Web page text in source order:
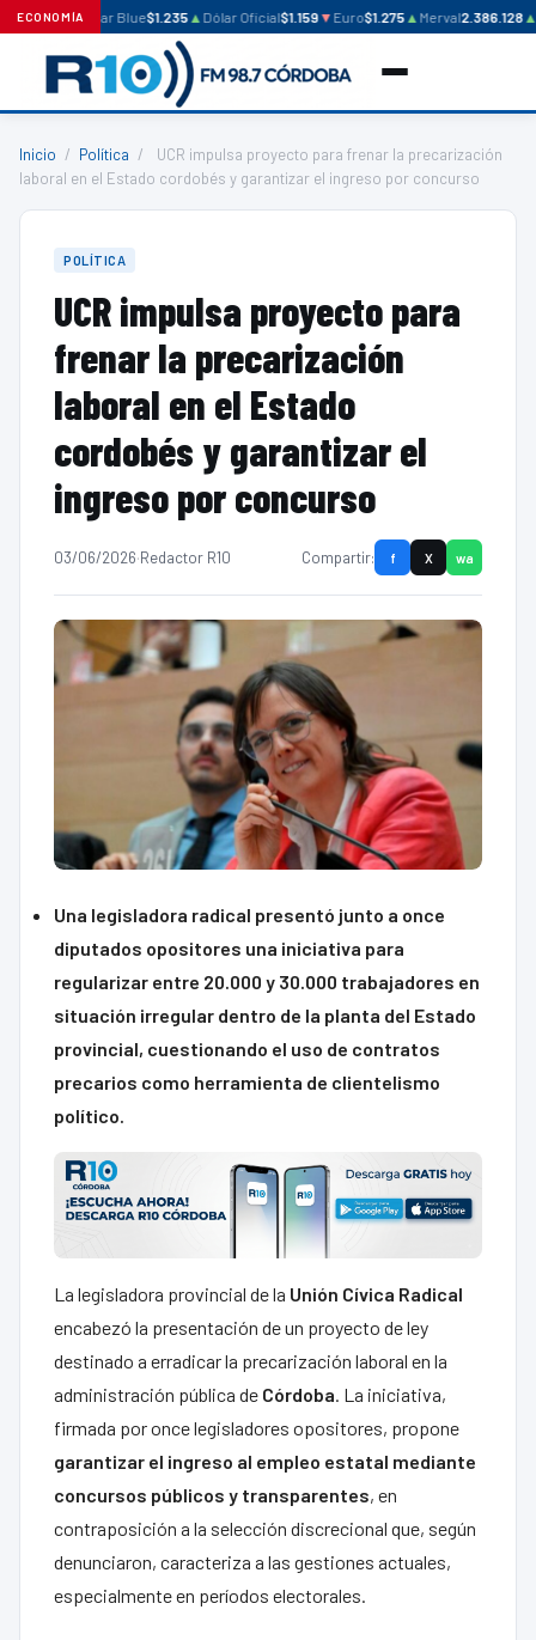
ECONOMÍADólar Blue$1.235▲Dólar Oficial$1.159▼Euro$1.275▲Merval2.386.128▲
Inicio / Política /
UCR impulsa proyecto para frenar la precarización
laboral en el Estado cordobés y garantizar el ingreso por concurso
POLÍTICA
UCR impulsa proyecto para
frenar la precarización
laboral en el Estado
cordobés y garantizar el
ingreso por concurso
03/06/2026·Redactor R10 Compartir: f X wa
Una legisladora radical presentó junto a once
diputados opositores una iniciativa para
regularizar entre 20.000 y 30.000 trabajadores en
situación irregular dentro de la planta del Estado
provincial, cuestionando el uso de contratos
precarios como herramienta de clientelismo
político.
La legisladora provincial de la Unión Cívica Radical
encabezó la presentación de un proyecto de ley
destinado a erradicar la precarización laboral en la
administración pública de Córdoba . La iniciativa,
firmada por once legisladores opositores, propone
garantizar el ingreso al empleo estatal mediante
concursos públicos y transparentes, en
contraposición a la selección discrecional que, según
denunciaron, caracteriza a las gestiones actuales,
especialmente en períodos electorales.